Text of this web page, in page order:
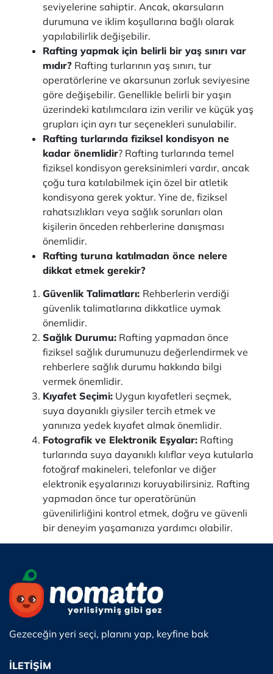
seviyelerine sahiptir. Ancak, akarsuların
durumuna ve iklim koşullarına bağlı olarak
yapılabilirlik değişebilir.
Rafting yapmak için belirli bir yaş sınırı var
mıdır? Rafting turlarının yaş sınırı, tur
operatörlerine ve akarsunun zorluk seviyesine
göre değişebilir. Genellikle belirli bir yaşın
üzerindeki katılımcılara izin verilir ve küçük yaş
grupları için ayrı tur seçenekleri sunulabilir.
Rafting turlarında fiziksel kondisyon ne
kadar önemlidir? Rafting turlarında temel
fiziksel kondisyon gereksinimleri vardır, ancak
çoğu tura katılabilmek için özel bir atletik
kondisyona gerek yoktur. Yine de, fiziksel
rahatsızlıkları veya sağlık sorunları olan
kişilerin önceden rehberlerine danışması
önemlidir.
Rafting turuna katılmadan önce nelere
dikkat etmek gerekir?
Güvenlik Talimatları: Rehberlerin verdiği
güvenlik talimatlarına dikkatlice uymak
önemlidir.
Sağlık Durumu: Rafting yapmadan önce
fiziksel sağlık durumunuzu değerlendirmek ve
rehberlere sağlık durumu hakkında bilgi
vermek önemlidir.
Kıyafet Seçimi: Uygun kıyafetleri seçmek,
suya dayanıklı giysiler tercih etmek ve
yanınıza yedek kıyafet almak önemlidir.
Fotografik ve Elektronik Eşyalar: Rafting
turlarında suya dayanıklı kılıflar veya kutularla
fotoğraf makineleri, telefonlar ve diğer
elektronik eşyalarınızı koruyabilirsiniz. Rafting
yapmadan önce tur operatörünün
güvenilirliğini kontrol etmek, doğru ve güvenli
bir deneyim yaşamanıza yardımcı olabilir.
Gezeceğin yeri seçi, planını yap, keyfine bak
İLETİŞİM